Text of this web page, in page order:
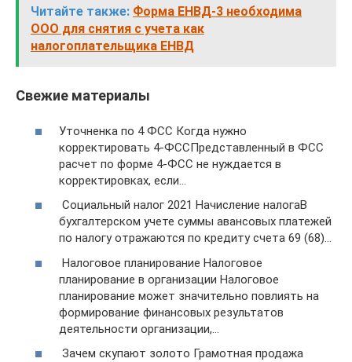
Читайте также: Форма ЕНВД-3 необходима
ООО для снятия с учета как
налогоплательщика ЕНВД
Свежие материалы
Уточненка по 4 ФСС Когда нужно
корректировать 4-ФССПредставленный в ФСС
расчет по форме 4-ФСС не нуждается в
корректировках, если…
Социальный налог 2021 Начисление налогаВ
бухгалтерском учете суммы авансовых платежей
по налогу отражаются по кредиту счета 69 (68)…
Налоговое планирование Налоговое
планирование в организации Налоговое
планирование может значительно повлиять на
формирование финансовых результатов
деятельности организации,…
Зачем скупают золото Грамотная продажа